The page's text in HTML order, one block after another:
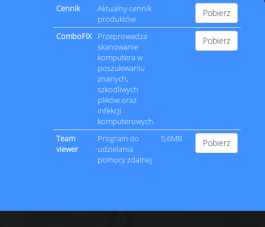
Cennik
Aktualny cennik
produktów
Pobierz
ComboFIX
Przeprowadza
skanowanie
komputera w
poszukiwaniu
znanych,
szkodliwych
plików oraz
infekcji
komputerowych.
Pobierz
Team
viewer
Program do
udzielania
pomocy zdalnej
5,6MB Pobierz